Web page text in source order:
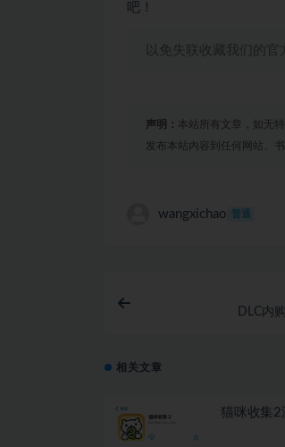
吧！
以免失联收藏我们的
声明： 本站所有文章，如无
发布本站内容到任何网站、
wangxichao 普通
DLC内
相关文章
猫咪收集2